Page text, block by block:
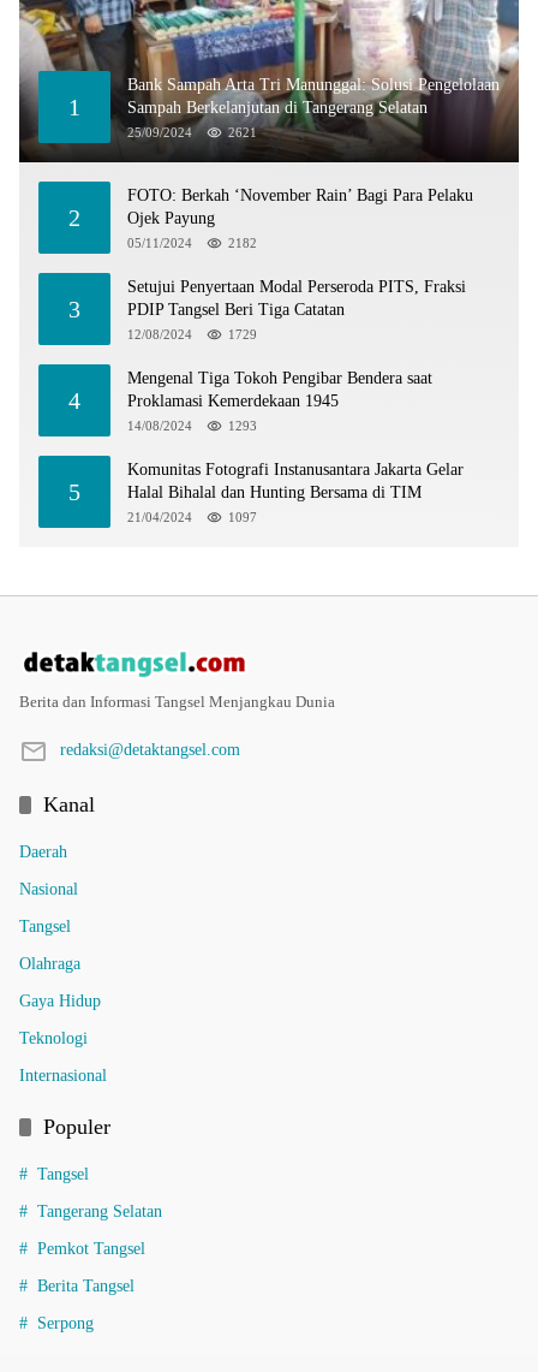
1
Bank Sampah Arta Tri Manunggal: Solusi Pengelolaan
Sampah Berkelanjutan di Tangerang Selatan
25/09/2024 2621
2
FOTO: Berkah ‘November Rain’ Bagi Para Pelaku
Ojek Payung
05/11/2024 2182
3
Setujui Penyertaan Modal Perseroda PITS, Fraksi
PDIP Tangsel Beri Tiga Catatan
12/08/2024 1729
4
Mengenal Tiga Tokoh Pengibar Bendera saat
Proklamasi Kemerdekaan 1945
14/08/2024 1293
5
Komunitas Fotografi Instanusantara Jakarta Gelar
Halal Bihalal dan Hunting Bersama di TIM
21/04/2024 1097
Berita dan Informasi Tangsel Menjangkau Dunia
redaksi@detaktangsel.com
Kanal
Daerah
Nasional
Tangsel
Olahraga
Gaya Hidup
Teknologi
Internasional
Populer
Tangsel
Tangerang Selatan
Pemkot Tangsel
Berita Tangsel
Serpong